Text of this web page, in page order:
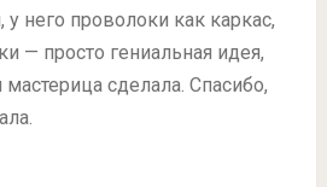
у него проволоки как каркас,
— просто гениальная идея,
мастерица сделала. Спасибо,